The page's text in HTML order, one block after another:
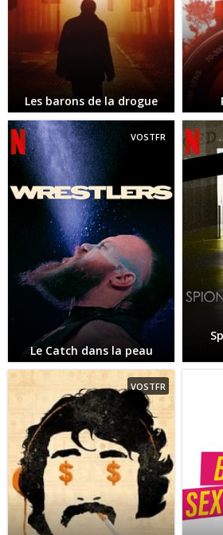
Les barons de la drogue
VOSTFR
Le Catch dans la peau
VOSTFR